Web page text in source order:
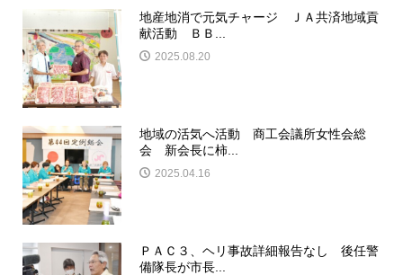
地産地消で元気チャージ ＪＡ共済地域貢
献活動 ＢＢ...
2025.08.20
地域の活気へ活動 商工会議所女性会総
会 新会長に柿...
2025.04.16
ＰＡＣ３、ヘリ事故詳細報告なし 後任警
備隊長が市長...